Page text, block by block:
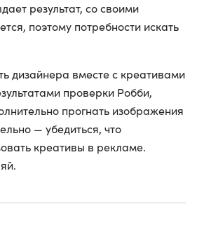
результат, со своими
поэтому потребности искать
дизайнера вместе с креативами
проверки Робби,
прогнать изображения
— убедиться, что
креативы в рекламе.